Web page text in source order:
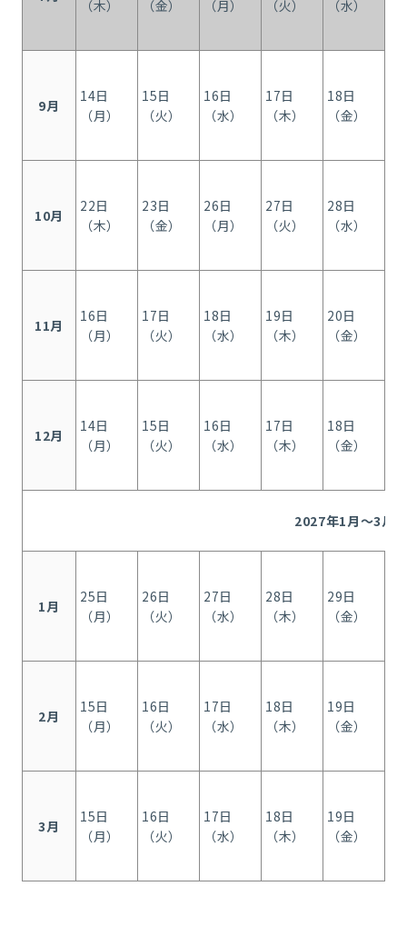
（木） （金） （月） （火） （水）
9月
14日
（月）
15日
（火）
16日
（水）
17日
（木）
18日
（金）
10月
22日
（木）
23日
（金）
26日
（月）
27日
（火）
28日
（水）
11月
16日
（月）
17日
（火）
18日
（水）
19日
（木）
20日
（金）
12月
14日
（月）
15日
（火）
16日
（水）
17日
（木）
18日
（金）
2027年1月～3月
1月
25日
（月）
26日
（火）
27日
（水）
28日
（木）
29日
（金）
2月
15日
（月）
16日
（火）
17日
（水）
18日
（木）
19日
（金）
3月
15日
（月）
16日
（火）
17日
（水）
18日
（木）
19日
（金）